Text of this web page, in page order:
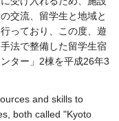
交流、留学生と地域と
っており、この度、遊
法で整備した留学生宿
ター」2棟を平成26年3
and skills to
both called "Kyoto